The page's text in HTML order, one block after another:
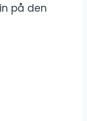
på den